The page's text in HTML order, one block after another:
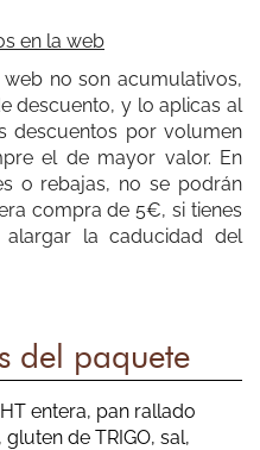
contaré con
encantan todas. Las
en la web
no son acumulativos,
descuento, y lo aplicas al
descuentos por volumen
el de mayor valor. En
o rebajas, no se podrán
compra de 5€, si tienes
la caducidad del
del paquete
entera, pan rallado
de TRIGO, sal,